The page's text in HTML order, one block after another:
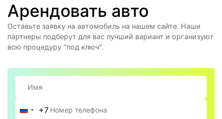
Арендовать авто
Оставьте заявку на автомобиль на нашем сайте. Наши
партнеры подберут для вас лучший вариант и организуют
всю процедуру "под ключ".
Россия
+7